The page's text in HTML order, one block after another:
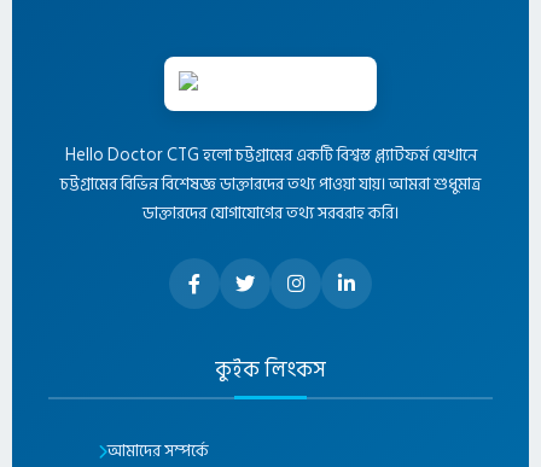
Hello Doctor CTG হলো চট্টগ্রামের একটি বিশ্বস্ত প্ল্যাটফর্ম যেখানে
চট্টগ্রামের বিভিন্ন বিশেষজ্ঞ ডাক্তারদের তথ্য পাওয়া যায়। আমরা শুধুমাত্র
ডাক্তারদের যোগাযোগের তথ্য সরবরাহ করি।
কুইক লিংকস
আমাদের সম্পর্কে